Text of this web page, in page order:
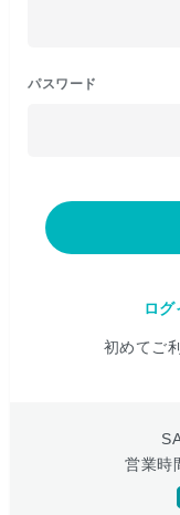
パスワード
ロ
初めてご
営業時